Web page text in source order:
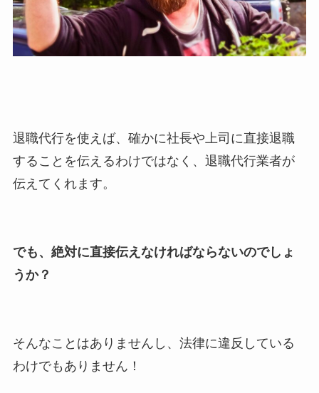
退職代行を使えば、確かに社長や上司に直接退職
することを伝えるわけではなく、退職代行業者が
伝えてくれます。
でも、絶対に直接伝えなければならないのでしょ
うか？
そんなことはありませんし、法律に違反している
わけでもありません！